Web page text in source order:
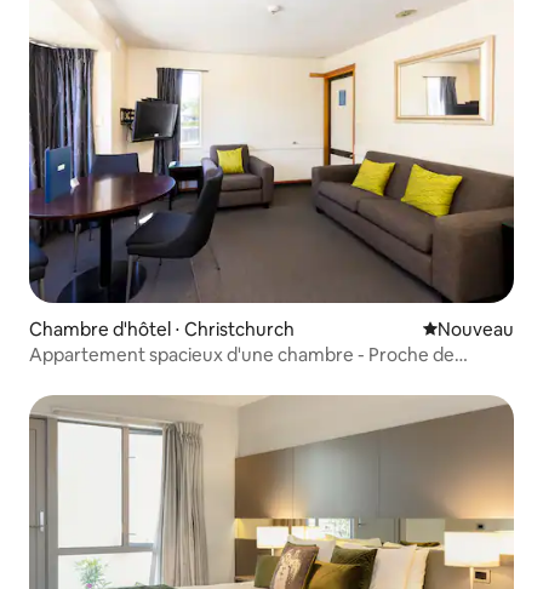
Chambre d'hôtel ⋅ Christchurch Nouvel
Nouveau
Appartement spacieux d'une chambre - Proche de